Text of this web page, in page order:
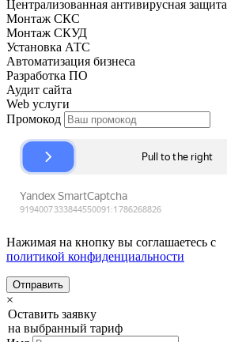
Централизованная антивирусная защита
Монтаж СКС
Монтаж СКУД
Установка АТС
Автоматизация бизнеса
Разработка ПО
Аудит сайта
Web услуги
Промокод
Нажимая на кнопку вы соглашаетесь с
политикой конфиденциальности
Отправить
×
Оставить заявку
на выбранный тариф